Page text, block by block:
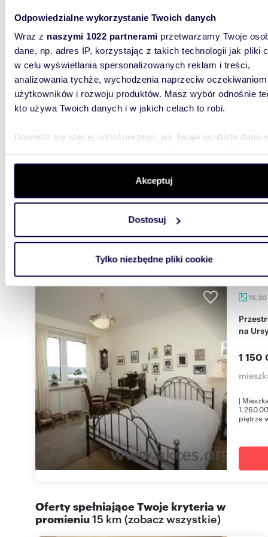
Odpowiedzialne wykorzystanie Twoich danych
Wraz z naszymi 1022 partnerami przetwarzamy Twoje
dane, np. adres IP, korzystając z takich technologii jak pliki
w celu wyświetlania spersonalizowanych reklam i treści,
analizowania tychże, wychodzenia naprzeciw oczekiwaniom
użytkowników i rozwoju produktów. Masz wybór odnośnie
kto używa Twoich danych i w jakich celach to robi.
Dowiedz się więcej odnośnie tego, jak Twoje osobiste dane
szczegółów. W Deklaracji plików cookie możesz zmienić
wycofać swoją zgodę w dowolnej chwili.
aby oferować funkcje społecznościowe i analizować ruch w
witrynie. Informacje o tym, jak korzystasz z naszej witryny,
analitycznym. Partnerzy mogą połączyć te informacje z
korzystania z ich usług.
Akceptuj
Dostosuj
Tylko niezbędne pliki cookie
45,50
Nowoczesne 2 pokoje z balkonem i garażem na
75,30
Przestronne 3-pokojowe mieszkanie z garażem
na
1 150
|
piętrze
Oferty spełniające Twoje kryteria w
promieniu15 km (zobacz wszystkie)